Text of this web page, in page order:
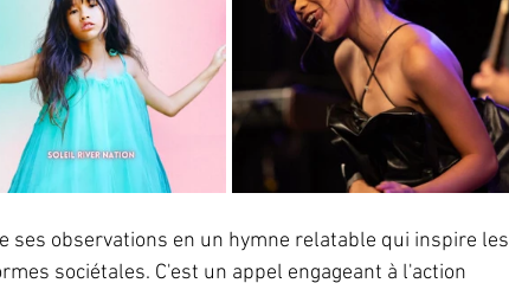
ses observations en un hymne relatable qui inspire les
sociétales. C'est un appel engageant à l'action